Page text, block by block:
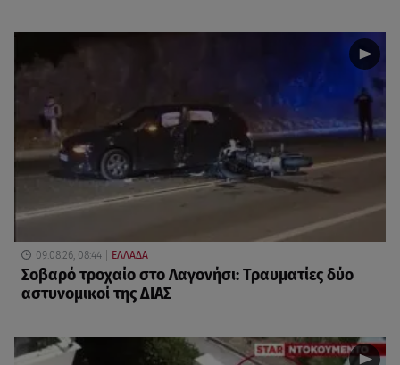
09.08.26, 08:44 ΕΛΛΑΔΑ
Σοβαρό τροχαίο στο Λαγονήσι: Τραυματίες δύο
αστυνομικοί της ΔΙΑΣ